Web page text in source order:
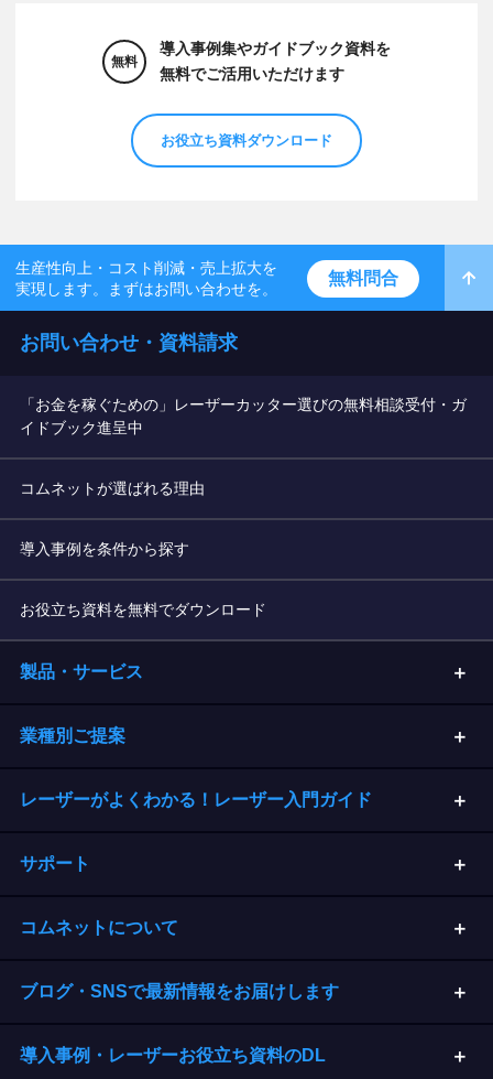
無料
導入事例集やガイドブック資料を
無料でご活用いただけます
お役立ち資料ダウンロード
生産性向上・コスト削減・売上拡大を
実現します。まずはお問い合わせを。
無料問合
お問い合わせ・資料請求
「お金を稼ぐための」レーザーカッター選びの無料相談受付・ガ
イドブック進呈中
コムネットが選ばれる理由
導入事例を条件から探す
お役立ち資料を無料でダウンロード
製品・サービス
業種別ご提案
レーザーがよくわかる！レーザー入門ガイド
サポート
コムネットについて
ブログ・SNSで最新情報をお届けします
導入事例・レーザーお役立ち資料のDL